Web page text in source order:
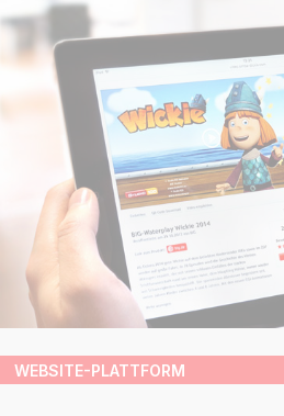
WEBSITE-PLATTFORM